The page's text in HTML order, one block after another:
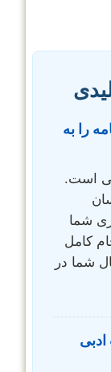
را به
است.
شما
کامل
شما در